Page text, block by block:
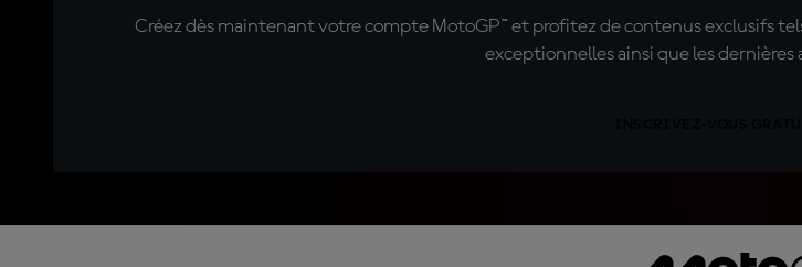
Créez dès maintenant votre compte MotoGP™ et profitez de contenus exclusifs
exceptionnelles ainsi que les